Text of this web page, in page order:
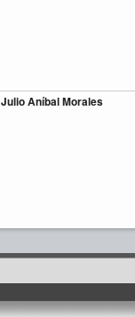
Julio Aníbal Morales